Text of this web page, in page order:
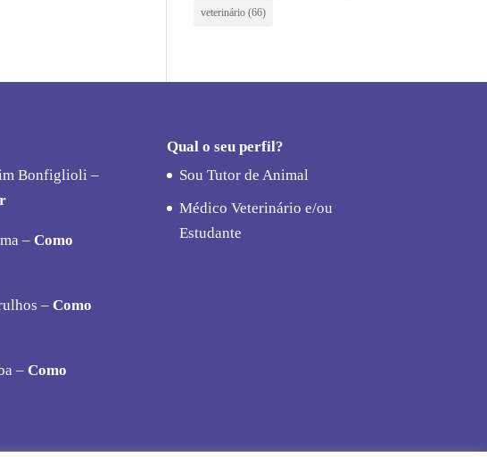
veterinário (66)
Bonfiglioli –
– Como
– Como
– Como
Qual o seu perfil?
Sou Tutor de Animal
Médico Veterinário e/ou
Estudante